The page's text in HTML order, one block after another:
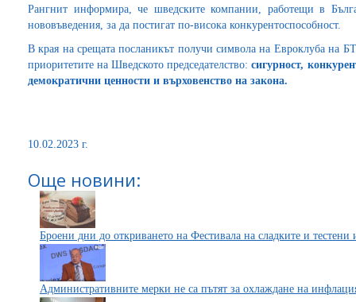
Рангнит информира, че шведските компании, работещи в
нововъведения, за да постигат по-висока конкурентоспособност.
В края на срещата посланикът получи символа на Евроклуба на
приоритетите на Шведското председателство:сигурност,
демократични ценности и върховенство на закона.
10.02.2023 г.
Още новини:
Броени дни до откриването на Фестивала на сладките и
Административните мерки не са пътят за охлаждане на